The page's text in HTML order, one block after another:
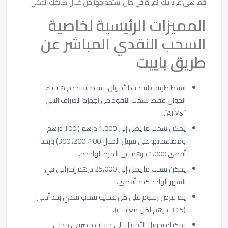
المميزات الرئيسية لخاصية
السحب النقدي المباشر عن
طريق باييت
ابسط طريقة لسحب الأموال، فقط استخدم هاتفك
الجوال فقط لسحب النقود من أجهزة الصراف الآلي
“ATMs”.
يمكن سحب ما يصل إلى 1.000 درهم ( 100 درهم
ومضاعفاتها على سبيل المثال 100، 200، 300) وبحد
أقصى 1.000 درهم في المرة الواحدة.
يمكن سحب ما يصل إلى 25.000 درهم إماراتي في
الشهر الواحد كحد أقصى.
يتم فرض رسوم على كل عملية سحب نقدي بحد أدني
(3.15 درهم لكل معاملة).
يمكنك تحويل الأموال إلى حساب مصرفي محلي